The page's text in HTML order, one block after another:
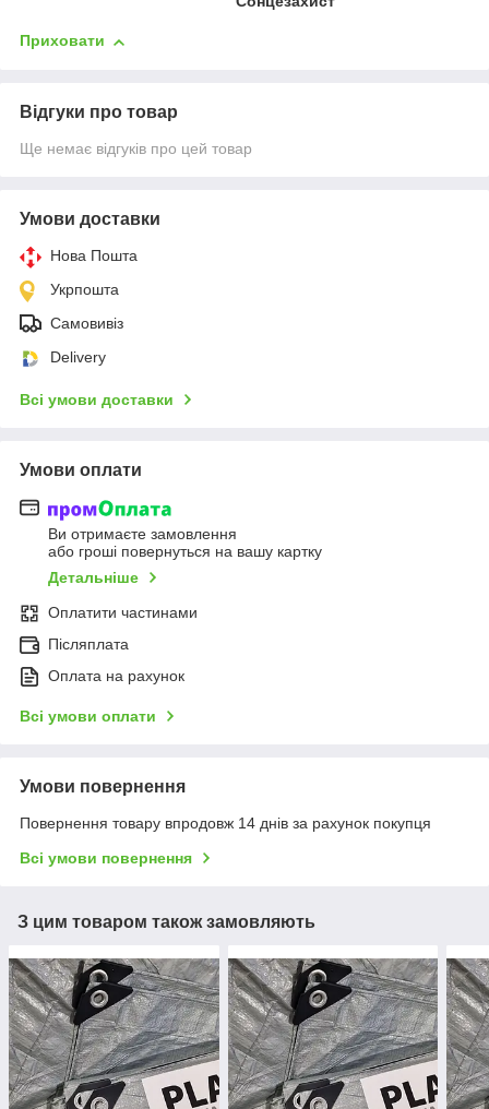
Приховати
Відгуки про товар
Ще немає відгуків про цей товар
Умови доставки
Нова Пошта
Укрпошта
Самовивіз
Delivery
Всі умови доставки
Умови оплати
Ви отримаєте замовлення
або гроші повернуться на вашу картку
Детальніше
Оплатити частинами
Післяплата
Оплата на рахунок
Всі умови оплати
Умови повернення
Повернення товару впродовж 14 днів за рахунок покупця
Всі умови повернення
З цим товаром також замовляють